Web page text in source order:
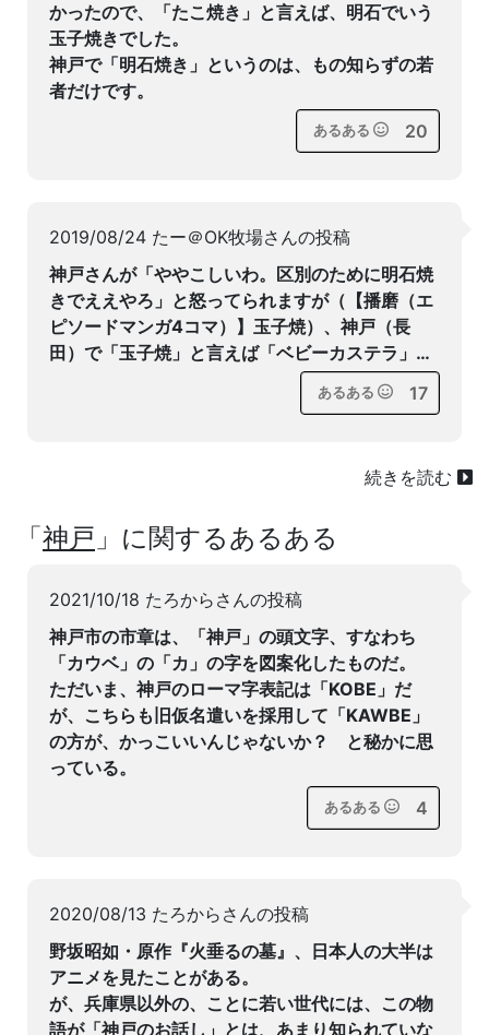
かったので、「たこ焼き」と言えば、明石でいう
玉子焼きでした。
神戸で「明石焼き」というのは、もの知らずの若
者だけです。
あるある 20
2019/08/24 たー＠OK牧場さんの投稿
神戸さんが「ややこしいわ。区別のために明石焼
きでええやろ」と怒ってられますが（【播磨（エ
ピソードマンガ4コマ）】玉子焼）、神戸（長
田）で「玉子焼」と言えば「ベビーカステラ」…
あるある 17
続きを読む
「神戸 」に関するあるある
2021/10/18 たろからさんの投稿
神戸市の市章は、「神戸」の頭文字、すなわち
「カウベ」の「カ」の字を図案化したものだ。
ただいま、神戸のローマ字表記は「KOBE」だ
が、こちらも旧仮名遣いを採用して「KAWBE」
の方が、かっこいいんじゃないか？ と秘かに思
っている。
あるある 4
2020/08/13 たろからさんの投稿
野坂昭如・原作『火垂るの墓』、日本人の大半は
アニメを見たことがある。
が、兵庫県以外の、ことに若い世代には、この物
語が「神戸のお話し」とは、あまり知られていな